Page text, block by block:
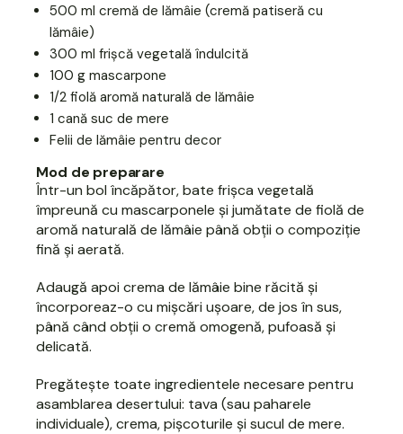
500 ml cremă de lămâie (cremă patiseră cu
lămâie)
300 ml frișcă vegetală îndulcită
100 g mascarpone
1/2 fiolă aromă naturală de lămâie
1 cană suc de mere
Felii de lămâie pentru decor
Mod de preparare
Într-un bol încăpător, bate frișca vegetală
împreună cu mascarponele și jumătate de fiolă de
aromă naturală de lămâie până obții o compoziție
fină și aerată.
Adaugă apoi crema de lămâie bine răcită și
încorporeaz-o cu mișcări ușoare, de jos în sus,
până când obții o cremă omogenă, pufoasă și
delicată.
Pregătește toate ingredientele necesare pentru
asamblarea desertului: tava (sau paharele
individuale), crema, pișcoturile și sucul de mere.